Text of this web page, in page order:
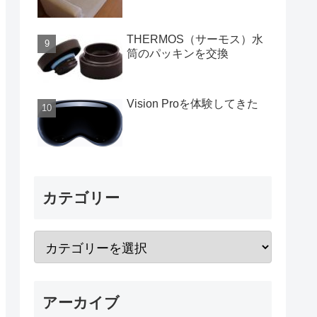
THERMOS（サーモス）水
筒のパッキンを交換
Vision Proを体験してきた
カテゴリー
アーカイブ